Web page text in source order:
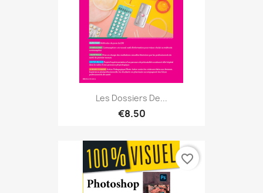
Les Dossiers De...
€8.50
favorite_border